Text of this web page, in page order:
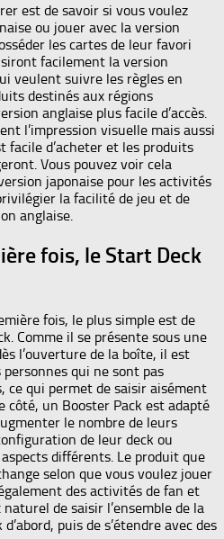
est de savoir si vous voulez
ou jouer avec la version
les cartes de leur favori
facilement la version
veulent suivre les règles en
destinés aux régions
anglaise plus facile d’accès.
l’impression visuelle mais aussi
facile d’acheter et les produits
Vous pouvez voir cela
japonaise pour les activités
la facilité de jeu et de
anglaise.
fois, le Start Deck
fois, le plus simple est de
Comme il se présente sous une
l’ouverture de la boîte, il est
personnes qui ne sont pas
ce qui permet de saisir aisément
côté, un Booster Pack est adapté
le nombre de leurs
de leur deck ou
différents. Le produit que
selon que vous voulez jouer
des activités de fan et
de saisir l’ensemble de la
puis de s’étendre avec des